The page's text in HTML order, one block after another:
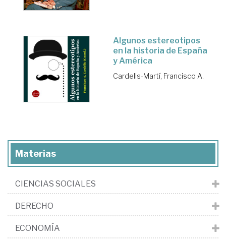
Algunos estereotipos
en la historia de España
y América
Cardells-Martí, Francisco A.
Materias
CIENCIAS SOCIALES
DERECHO
ECONOMÍA